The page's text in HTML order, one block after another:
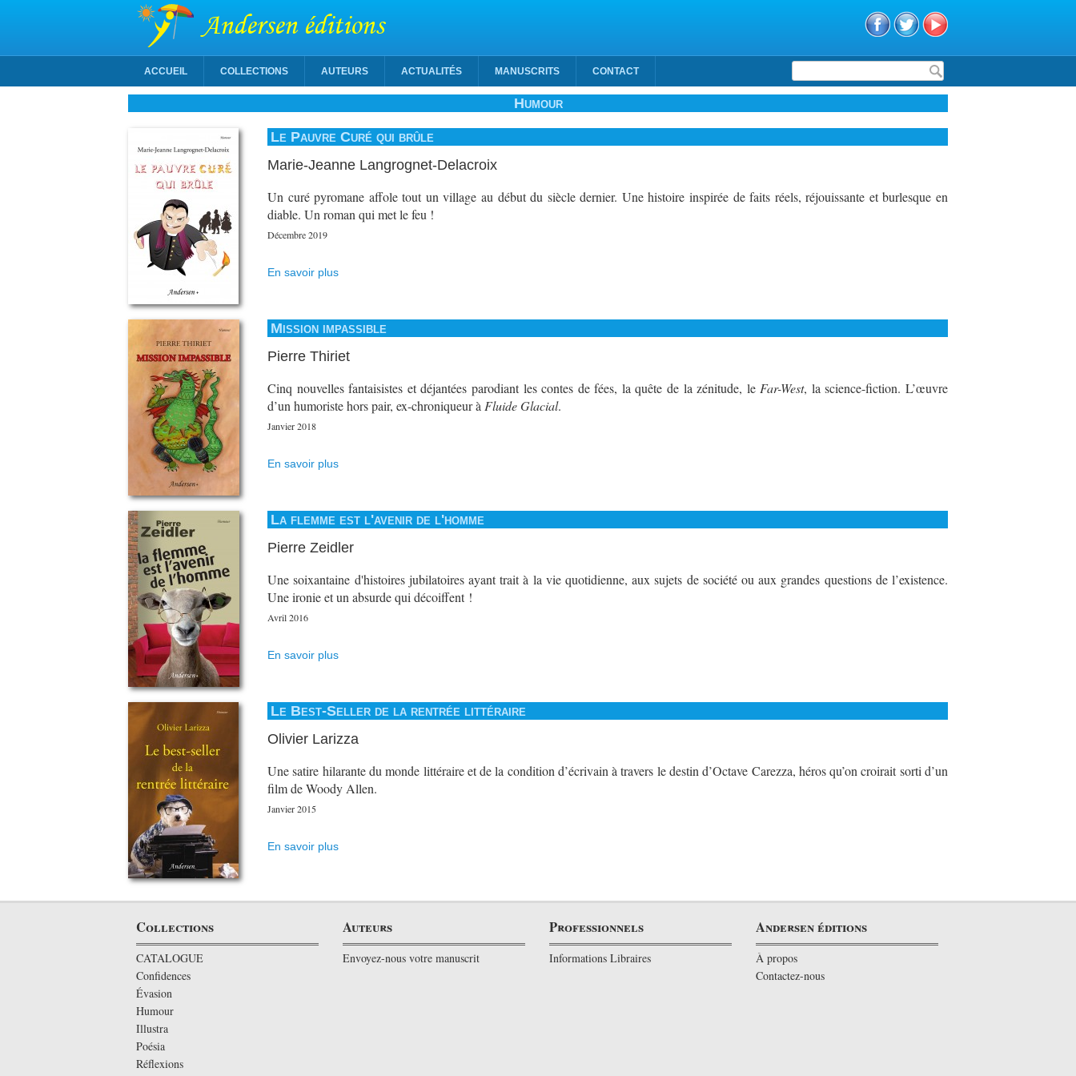
Andersen éditions
Formulaire de recherche
ACCUEIL COLLECTIONS AUTEURS ACTUALITÉS MANUSCRITS CONTACT
Humour
Le Pauvre Curé qui brûle
Marie-Jeanne Langrognet-Delacroix
Un curé pyromane affole tout un village au début du siècle dernier. Une histoire inspirée de faits réels, réjouissante et burlesque en
diable. Un roman qui met le feu !
Décembre 2019
En savoir plus
Mission impassible
Pierre Thiriet
Cinq nouvelles fantaisistes et déjantées parodiant les contes de fées, la quête de la zénitude, le Far-West, la science-fiction. L’œuvre
d’un humoriste hors pair, ex-chroniqueur à Fluide Glacial.
Janvier 2018
En savoir plus
La flemme est l'avenir de l'homme
Pierre Zeidler
Une soixantaine d'histoires jubilatoires ayant trait à la vie quotidienne, aux sujets de société ou aux grandes questions de l’existence.
Une ironie et un absurde qui décoiffent !
Avril 2016
En savoir plus
Le Best-Seller de la rentrée littéraire
Olivier Larizza
Une satire hilarante du monde littéraire et de la condition d’écrivain à travers le destin d’Octave Carezza, héros qu’on croirait sorti d’un
film de Woody Allen.
Janvier 2015
En savoir plus
Collections
CATALOGUE
Confidences
Évasion
Humour
Illustra
Poésia
Réflexions
Auteurs
Envoyez-nous votre manuscrit
Professionnels
Informations Libraires
Andersen éditions
À propos
Contactez-nous